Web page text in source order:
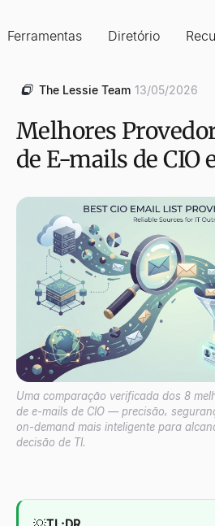
Ferramentas Diretório
The Lessie Team 13/05/2026
Melhores
de E-mails de CIO
Uma comparação verificada dos 8
de e-mails de CIO — precisão,
on-demand mais inteligente para
decisão de TI.